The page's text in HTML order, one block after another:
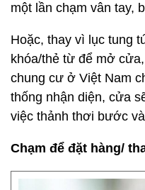
một lần chạm vân tay,
Hoặc, thay vì lục tung
khóa/thẻ từ để mở
chung cư ở Việt Nam
thống nhận diện, cửa
việc thảnh thơi bước
Chạm để đặt hàng/